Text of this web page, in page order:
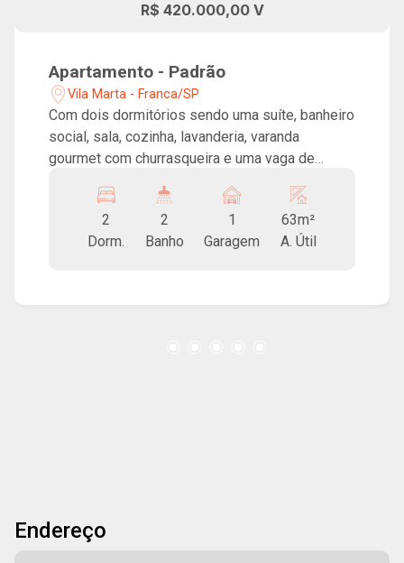
R$ 420.000,00 V
Apartamento - Padrão
Vila Marta - Franca/SP
Com dois dormitórios sendo uma suíte, banheiro
social, sala, cozinha, lavanderia, varanda
gourmet com churrasqueira e uma vaga de
Condomínio com área gourmet burguer, área
gourmet pizza, espaço fitness, piscina,
pergolado, redário e playground. Localização
2
Dorm.
2
Banho
1
Garagem
63m²
A. Útil
Endereço